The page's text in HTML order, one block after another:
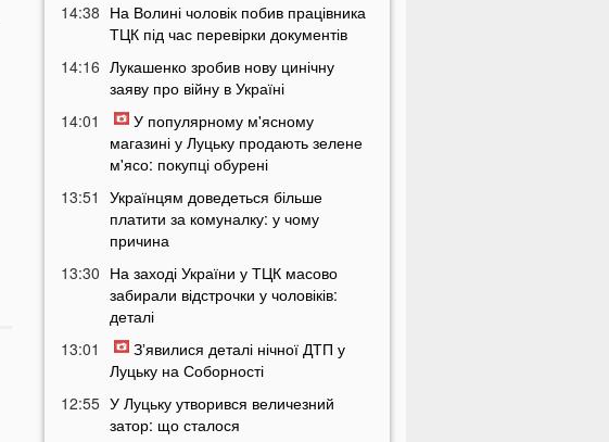
14:38 На Волині чоловік побив працівника
ТЦК під час перевірки документів
14:16 Лукашенко зробив нову цинічну
заяву про війну в Україні
14:01
У популярному м'ясному
магазині у Луцьку продають зелене
м'ясо: покупці обурені
13:51
Українцям доведеться більше
платити за комуналку: у чому
причина
13:30 На заході України у ТЦК масово
забирали відстрочки у чоловіків:
деталі
13:01
Зʼявилися деталі нічної ДТП у
Луцьку на Соборності
12:55 У Луцьку утворився величезний
затор: що сталося